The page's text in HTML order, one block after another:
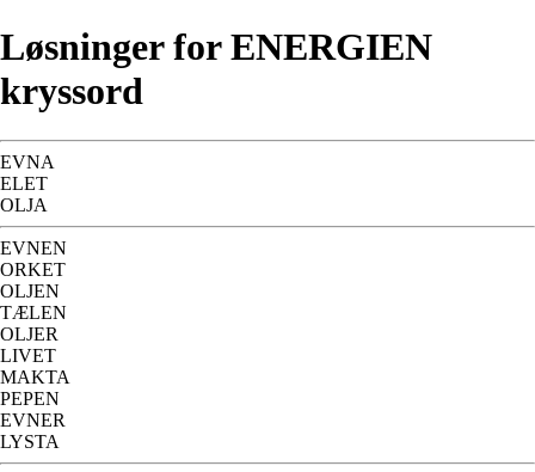
Løsninger for ENERGIEN
kryssord
EVNA
ELET
OLJA
EVNEN
ORKET
OLJEN
TÆLEN
OLJER
LIVET
MAKTA
PEPEN
EVNER
LYSTA